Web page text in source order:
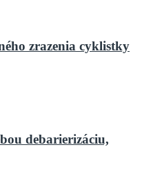
zrazenia cyklistky
debarierizáciu,